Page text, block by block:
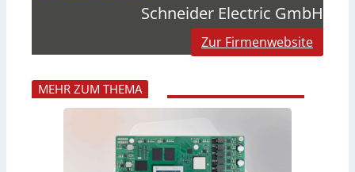
Schneider Electric GmbH
Zur Firmenwebsite
MEHR ZUM THEMA